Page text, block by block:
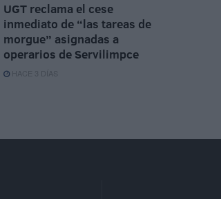
UGT reclama el cese
inmediato de “las tareas de
morgue” asignadas a
operarios de Servilimpce
HACE 3 DÍAS